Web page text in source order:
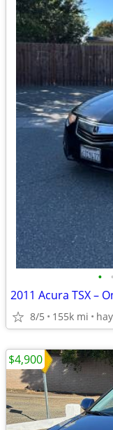
• •
2011 Acura TSX –
8/5 155k mi
$4,900